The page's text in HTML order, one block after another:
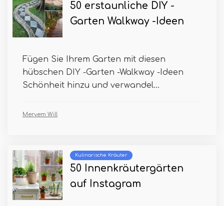
50 erstaunliche DIY -
Garten Walkway -Ideen
Fügen Sie Ihrem Garten mit diesen
hübschen DIY -Garten -Walkway -Ideen
Schönheit hinzu und verwandel...
Meryem Will
Kulinarische Kräuter
50 Innenkräutergärten
auf Instagram